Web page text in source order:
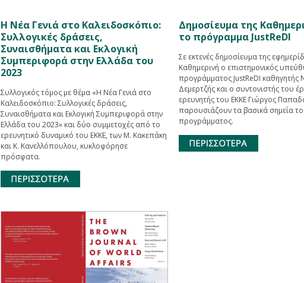
Η Νέα Γενιά στο Καλειδοσκόπιο:
Συλλογικές δράσεις,
Συναισθήματα και Εκλογική
Συμπεριφορά στην Ελλάδα του
2023
Συλλογικός τόμος με θέμα «Η Νέα Γενιά στο
Καλειδοσκόπιο: Συλλογικές δράσεις,
Συναισθήματα και Εκλογική Συμπεριφορά στην
Ελλάδα του 2023» και δύο συμμετοχές από το
ερευνητικό δυναμικό του ΕΚΚΕ, των Μ. Κακεπάκη
και Κ. Κανελλόπουλου, κυκλοφόρησε
πρόσφατα.
Δημοσίευμα της
το πρόγραμμα JustReDI
Σε εκτενές δημοσίευμα της
Καθημερινή ο επιστημονικός
προγράμματος JustReDI καθηγητής
Δεμερτζής και ο συντονιστής του
ερευνητής του ΕΚΚΕ Γιώργος
παρουσιάζουν τα βασικά σημεία
προγράμματος.